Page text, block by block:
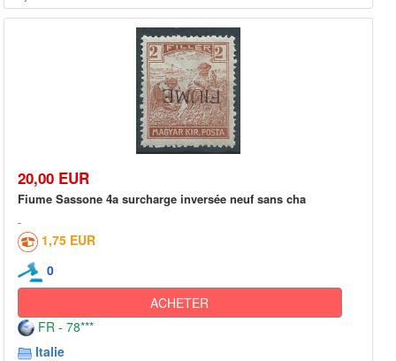
20,00 EUR
Fiume Sassone 4a surcharge inversée neuf sans cha
1,75 EUR
0
ACHETER
FR - 78***
Italie